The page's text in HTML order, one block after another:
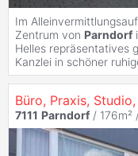
Im
Zentrum von Parndorf
Helles repräsentatives
Kanzlei in schöner
7111 Parndorf / 176m²